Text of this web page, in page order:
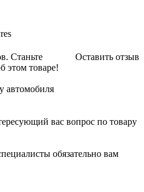
Оставить отзыв
Станьте
этом товаре!
автомобиля
вас вопрос по товару
обязательно вам